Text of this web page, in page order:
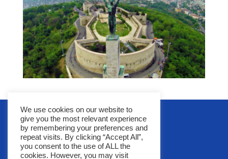
We use cookies on our website to
give you the most relevant experience
by remembering your preferences and
repeat visits. By clicking “Accept All”,
you consent to the use of ALL the
cookies. However, you may visit